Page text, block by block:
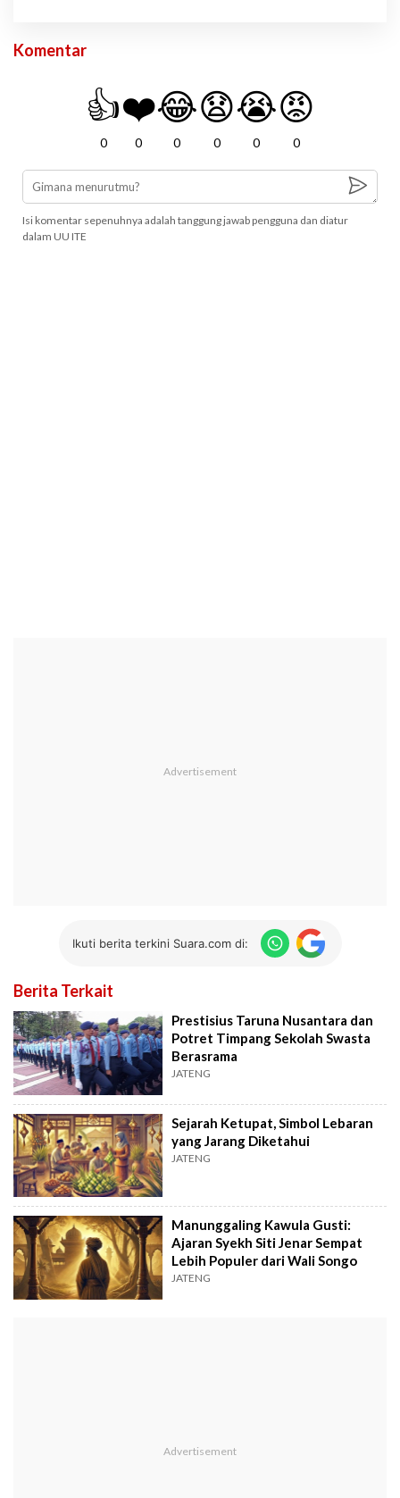
Komentar
👍
0
❤️
0
😂
0
😧
0
😭
0
😡
0
Isi komentar sepenuhnya adalah tanggung jawab pengguna dan diatur
dalam UU ITE
Ikuti berita terkini Suara.com di:
Berita Terkait
Prestisius Taruna Nusantara dan
Potret Timpang Sekolah Swasta
Berasrama
JATENG
Sejarah Ketupat, Simbol Lebaran
yang Jarang Diketahui
JATENG
Manunggaling Kawula Gusti:
Ajaran Syekh Siti Jenar Sempat
Lebih Populer dari Wali Songo
JATENG